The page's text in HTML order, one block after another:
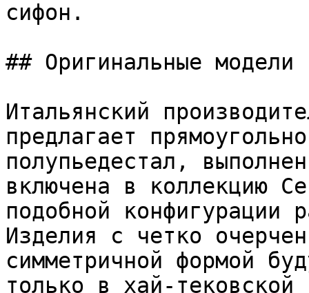
сифон.
## Оригинальные модели
Итальянский
предлагает
полупьедестал,
включена в коллекцию
подобной конфигурации
Изделия с четко
симметричной формой
только в хай-